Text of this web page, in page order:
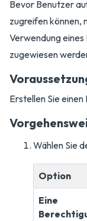
Bevor Benutzer
zugreifen können,
Verwendung
zugewiesen
Erstellen Sie
Wählen Sie
Option
Eine